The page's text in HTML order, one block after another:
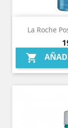
La Roche
